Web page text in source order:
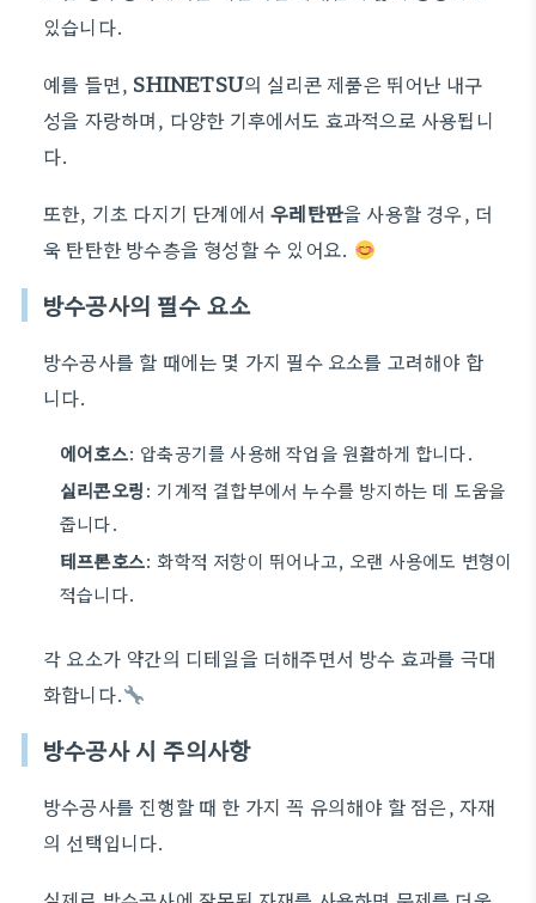
있습니다.
예를 들면, SHINETSU의 실리콘 제품은 뛰어난 내구
성을 자랑하며, 다양한 기후에서도 효과적으로 사용됩니
다.
또한, 기초 다지기 단계에서우레탄판을 사용할 경우, 더
욱 탄탄한 방수층을 형성할 수 있어요.
방수공사의 필수 요소
방수공사를 할 때에는 몇 가지 필수 요소를 고려해야 합
니다.
에어호스: 압축공기를 사용해 작업을 원활하게 합니다.
실리콘오링: 기계적 결합부에서 누수를 방지하는 데 도움을
줍니다.
테프론호스: 화학적 저항이 뛰어나고, 오랜 사용에도 변형이
적습니다.
각 요소가 약간의 디테일을 더해주면서 방수 효과를 극대
화합니다.
방수공사 시 주의사항
방수공사를 진행할 때 한 가지 꼭 유의해야 할 점은, 자재
의 선택입니다.